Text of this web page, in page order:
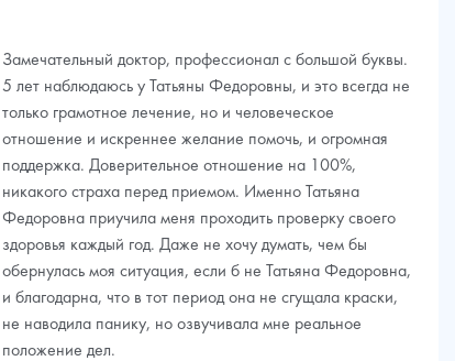
Замечательный доктор, профессионал с большой буквы.
5 лет наблюдаюсь у Татьяны Федоровны, и это всегда не
только грамотное лечение, но и человеческое
отношение и искреннее желание помочь, и огромная
поддержка. Доверительное отношение на 100%,
никакого страха перед приемом. Именно Татьяна
Федоровна приучила меня проходить проверку своего
здоровья каждый год. Даже не хочу думать, чем бы
обернулась моя ситуация, если б не Татьяна Федоровна,
и благодарна, что в тот период она не сгущала краски,
не наводила панику, но озвучивала мне реальное
положение дел.